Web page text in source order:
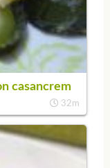
casancrem
32m